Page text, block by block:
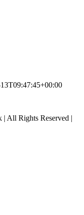
All Rights Reserved |